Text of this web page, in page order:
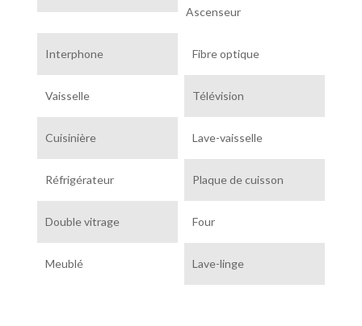
Ascenseur
Fibre optique
Interphone
Télévision
Vaisselle
Lave-vaisselle
Cuisinière
Plaque de cuisson
Réfrigérateur
Four
Double vitrage
Lave-linge
Meublé